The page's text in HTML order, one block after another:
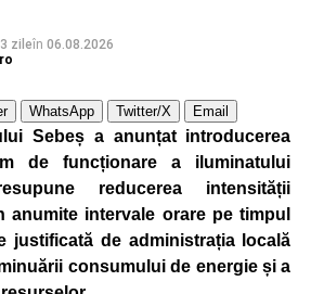
zileîn 06.08.2026
WhatsApp Twitter/X Email
Sebeș a anunțat introducerea
de funcționare a iluminatului
reducerea intensității
anumite intervale orare pe timpul
justificată de administrația locală
consumului de energie și a